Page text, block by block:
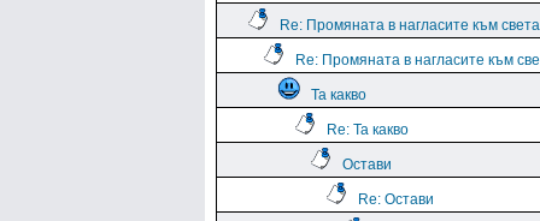
Re: Промяната в нагласите към
Re: Промяната в нагласите към
Та какво
Re: Та какво
Остави
Re: Остави